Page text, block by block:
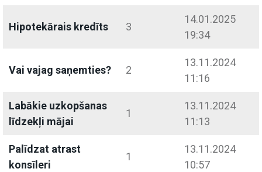
Hipotekārais kredīts 3
14.01.2025
19:34
Vai vajag saņemties? 2
13.11.2024
11:16
Labākie uzkopšanas
līdzekļi mājai
1
13.11.2024
11:13
Palīdzat atrast
konsīleri
1
13.11.2024
10:57